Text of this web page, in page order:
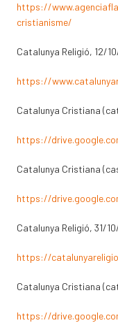
https://
cristianisme/
Catalunya Religió, 12/
https://
Catalunya Cristiana
https://
Catalunya Cristiana
https://
Catalunya Religió, 31/
https://
Catalunya Cristiana
https://